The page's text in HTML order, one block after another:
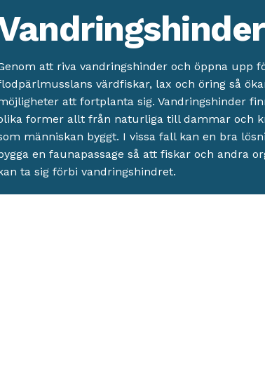
att riva vandringshinder och öppna upp
värdfiskar, lax och öring så
att fortplanta sig. Vandringshinder
former allt från naturliga till dammar och
människan byggt. I vissa fall kan en bra
en faunapassage så att fiskar och andra
ta sig förbi vandringshindret.